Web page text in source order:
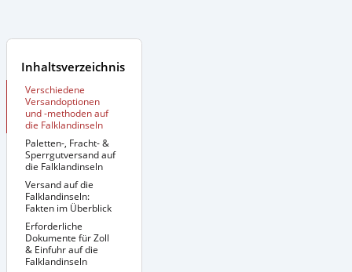
Inhaltsverzeichnis
Verschiedene
Versandoptionen
und -methoden auf
die Falklandinseln
Paletten-, Fracht- &
Sperrgutversand auf
die Falklandinseln
Zusätzliche
Informationen:
Versand auf die
Falklandinseln:
Fakten im Überblick
Erforderliche
Dokumente für Zoll
& Einfuhr auf die
Falklandinseln